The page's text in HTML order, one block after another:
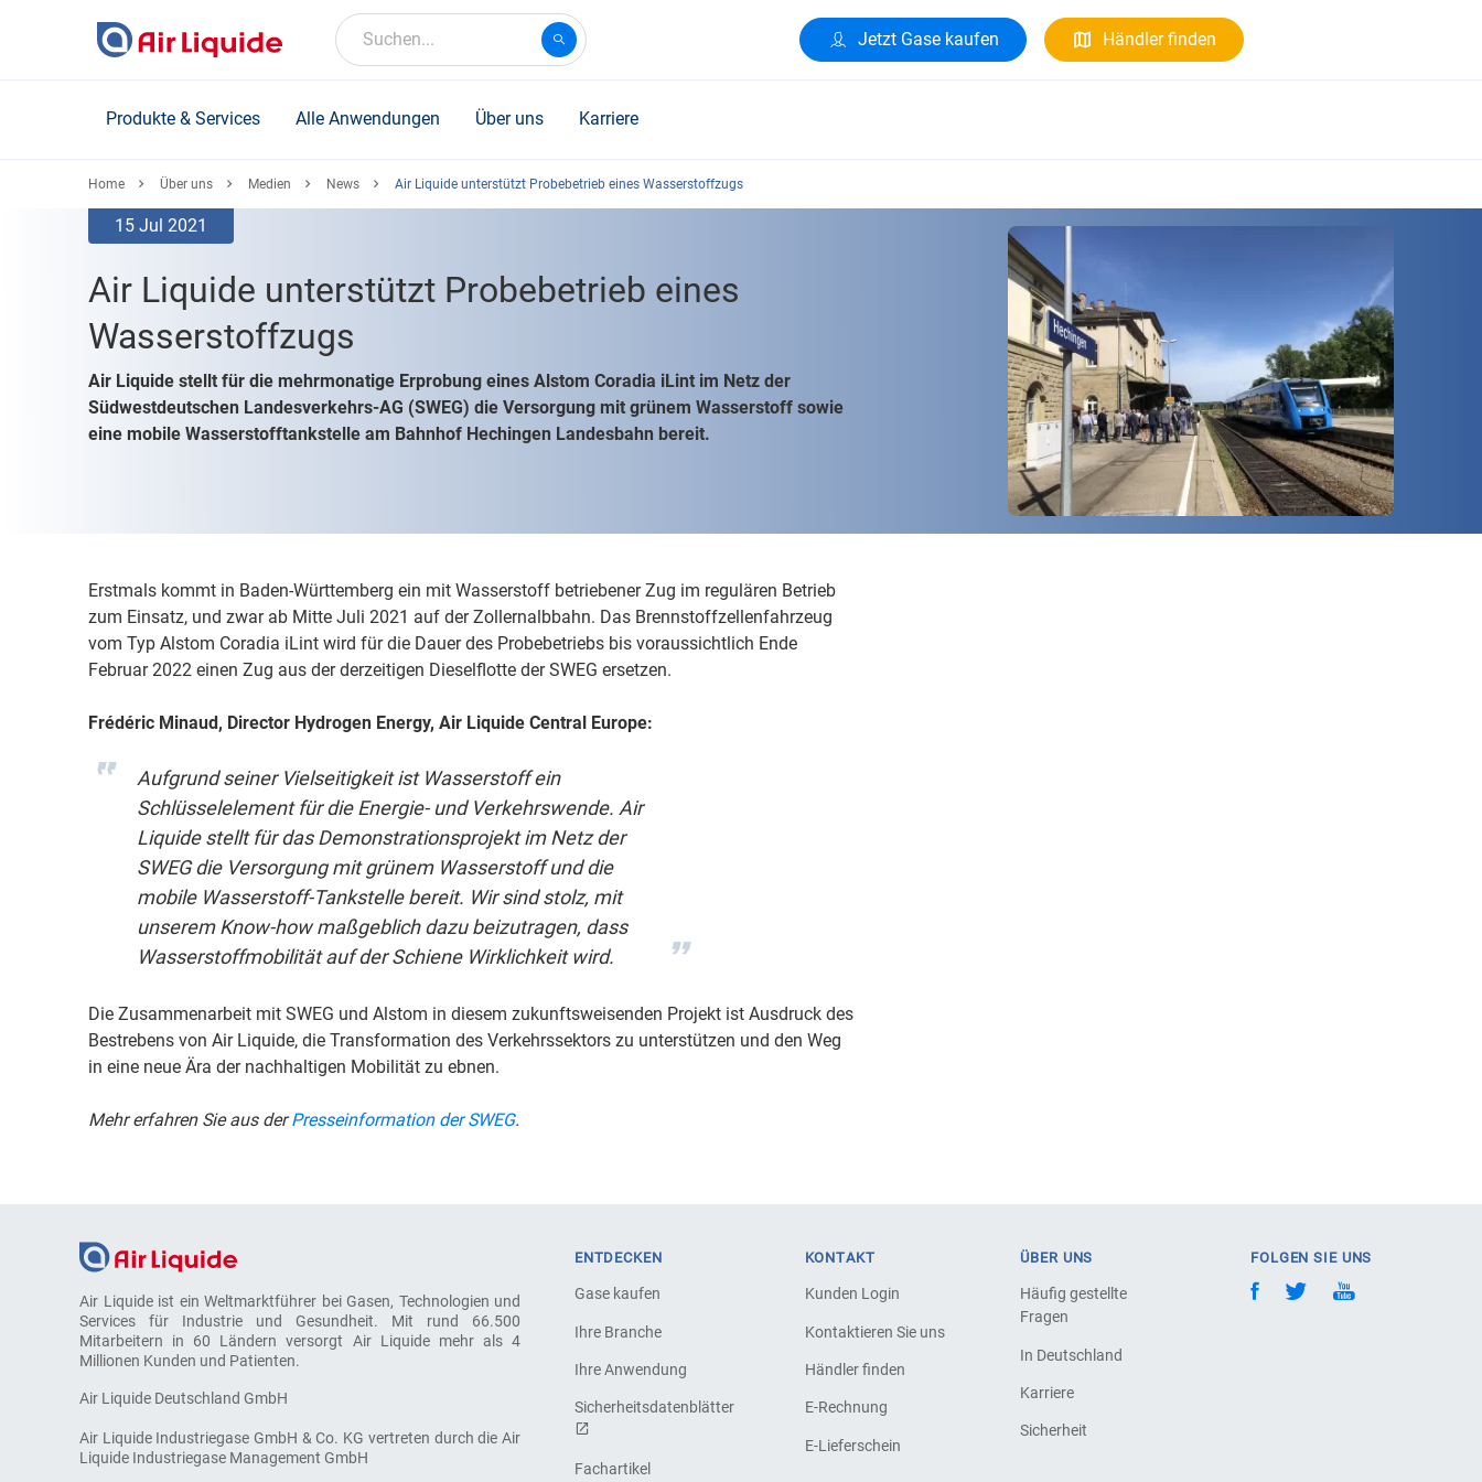
Suchen... Jetzt Gase kaufen Händler finden
Produkte & Services Alle Anwendungen Über uns Karriere
Home Über uns Medien News Air Liquide unterstützt Probebetrieb eines Wasserstoffzugs
15 Jul 2021
Air Liquide unterstützt Probebetrieb eines
Wasserstoffzugs
Air Liquide stellt für die mehrmonatige Erprobung eines Alstom Coradia iLint im Netz der
Südwestdeutschen Landesverkehrs-AG (SWEG) die Versorgung mit grünem Wasserstoff sowie
eine mobile Wasserstofftankstelle am Bahnhof Hechingen Landesbahn bereit.
Erstmals kommt in Baden-Württemberg ein mit Wasserstoff betriebener Zug im regulären Betrieb
zum Einsatz, und zwar ab Mitte Juli 2021 auf der Zollernalbbahn. Das Brennstoffzellenfahrzeug
vom Typ Alstom Coradia iLint wird für die Dauer des Probebetriebs bis voraussichtlich Ende
Februar 2022 einen Zug aus der derzeitigen Dieselflotte der SWEG ersetzen.
Frédéric Minaud, Director Hydrogen Energy, Air Liquide Central Europe:
Aufgrund seiner Vielseitigkeit ist Wasserstoff ein
Schlüsselelement für die Energie- und Verkehrswende. Air
Liquide stellt für das Demonstrationsprojekt im Netz der
SWEG die Versorgung mit grünem Wasserstoff und die
mobile Wasserstoff-Tankstelle bereit. Wir sind stolz, mit
unserem Know-how maßgeblich dazu beizutragen, dass
Wasserstoffmobilität auf der Schiene Wirklichkeit wird.
Die Zusammenarbeit mit SWEG und Alstom in diesem zukunftsweisenden Projekt ist Ausdruck des
Bestrebens von Air Liquide, die Transformation des Verkehrssektors zu unterstützen und den Weg
in eine neue Ära der nachhaltigen Mobilität zu ebnen.
Mehr erfahren Sie aus derPresseinformation der SWEG.
Air Liquide ist ein Weltmarktführer bei Gasen, Technologien und
Services für Industrie und Gesundheit. Mit rund 66.500
Mitarbeitern in 60 Ländern versorgt Air Liquide mehr als 4
Millionen Kunden und Patienten.
Air Liquide Deutschland GmbH
Air Liquide Industriegase GmbH & Co. KG vertreten durch die Air
Liquide Industriegase Management GmbH
ENTDECKEN
Gase kaufen
Ihre Branche
Ihre Anwendung
Sicherheitsdatenblätter
Fachartikel
KONTAKT
Kunden Login
Kontaktieren Sie uns
Händler finden
E-Rechnung
E-Lieferschein
ÜBER UNS
Häufig gestellte
Fragen
In Deutschland
Karriere
Sicherheit
FOLGEN SIE UNS